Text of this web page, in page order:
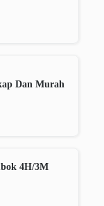
Dan Murah
4H/3M